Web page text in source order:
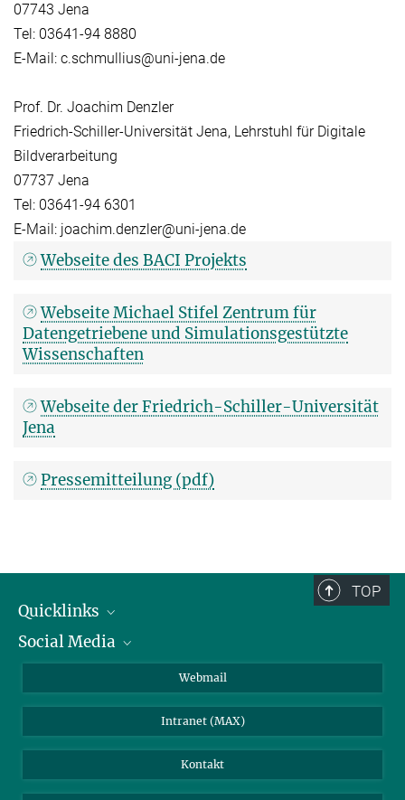
07743 Jena
Tel: 03641-94 8880
E-Mail: c.schmullius@uni-jena.de
Prof. Dr. Joachim Denzler
Friedrich-Schiller-Universität Jena, Lehrstuhl für Digitale
Bildverarbeitung
07737 Jena
Tel: 03641-94 6301
E-Mail: joachim.denzler@uni-jena.de
Webseite des BACI Projekts
Webseite Michael Stifel Zentrum für
Datengetriebene und Simulationsgestützte
Wissenschaften
Webseite der Friedrich-Schiller-Universität
Jena
Pressemitteilung (pdf)
TOP
Quicklinks
IMPRS Graduiertenschule
Wetterstation
Social Media
BlueSky
Webmail
Intranet (MAX)
Kontakt